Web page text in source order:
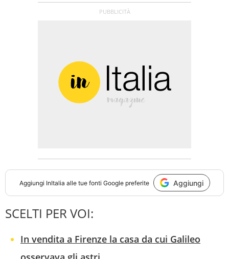
Aggiungi InItalia alle tue fonti Google preferite Aggiungi
SCELTI PER VOI:
In vendita a Firenze la casa da cui Galileo